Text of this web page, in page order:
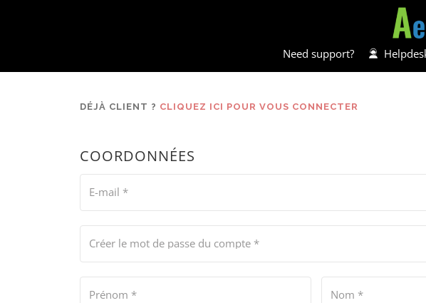
Need support?
DÉJÀ CLIENT ? CLIQUEZ ICI POUR VOUS CONNECTER
COORDONNÉES
E-mail *
Créer le mot de passe du compte *
Prénom * Nom *